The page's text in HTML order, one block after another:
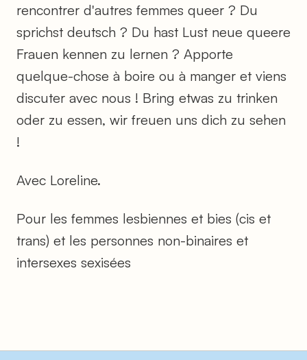
rencontrer d'autres femmes queer ? Du
sprichst deutsch ? Du hast Lust neue queere
Frauen kennen zu lernen ? Apporte
quelque-chose à boire ou à manger et viens
discuter avec nous ! Bring etwas zu trinken
oder zu essen, wir freuen uns dich zu sehen
!
Avec Loreline.
Pour les femmes lesbiennes et bies (cis et
trans) et les personnes non-binaires et
intersexes sexisées